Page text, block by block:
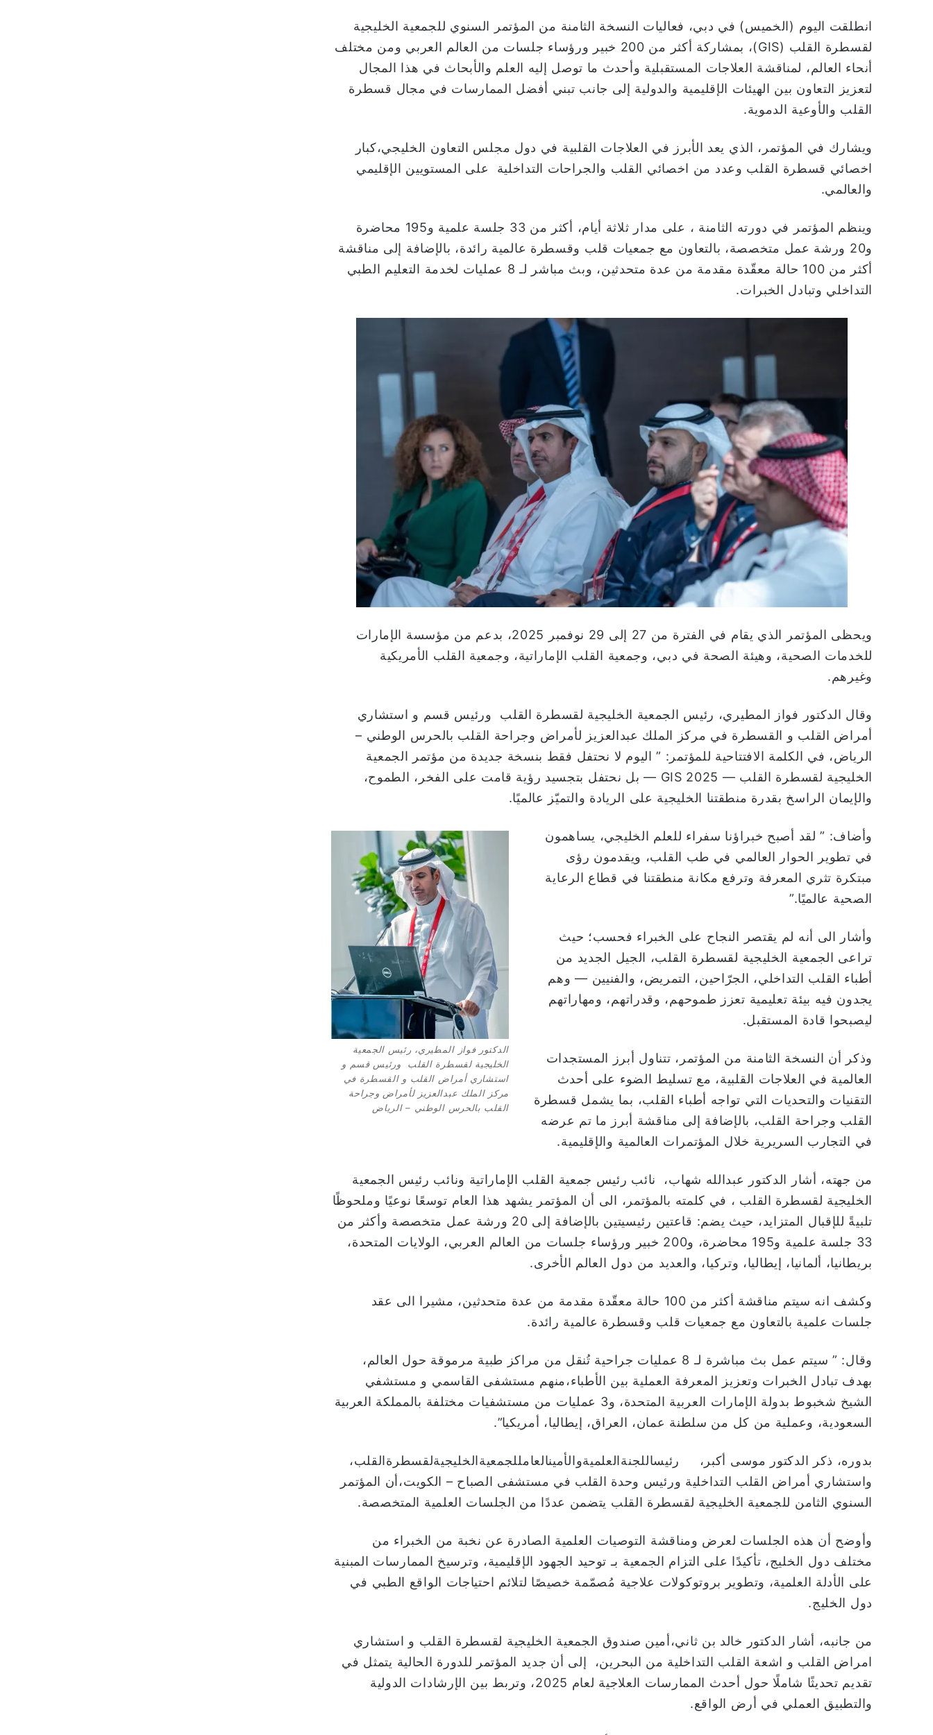
انطلقت اليوم (الخميس) في دبي، فعاليات النسخة الثامنة من المؤتمر السنوي للجمعية الخليجية
لقسطرة القلب (GIS)، بمشاركة أكثر من 200 خبير ورؤساء جلسات من العالم العربي ومن مختلف
أنحاء العالم، لمناقشة العلاجات المستقبلية وأحدث ما توصل إليه العلم والأبحاث في هذا المجال
لتعزيز التعاون بين الهيئات الإقليمية والدولية إلى جانب تبني أفضل الممارسات في مجال قسطرة
القلب والأوعية الدموية.
ويشارك في المؤتمر، الذي يعد الأبرز في العلاجات القلبية في دول مجلس التعاون الخليجي،كبار
اخصائي قسطرة القلب وعدد من اخصائي القلب والجراحات التداخلية على المستويين الإقليمي
والعالمي.
وينظم المؤتمر في دورته الثامنة ، على مدار ثلاثة أيام، أكثر من 33 جلسة علمية و195 محاضرة
و20 ورشة عمل متخصصة، بالتعاون مع جمعيات قلب وقسطرة عالمية رائدة، بالإضافة إلى مناقشة
أكثر من 100 حالة معقّدة مقدمة من عدة متحدثين، وبث مباشر لـ 8 عمليات لخدمة التعليم الطبي
التداخلي وتبادل الخبرات.
ويحظى المؤتمر الذي يقام في الفترة من 27 إلى 29 نوفمبر 2025، بدعم من مؤسسة الإمارات
للخدمات الصحية، وهيئة الصحة في دبي، وجمعية القلب الإماراتية، وجمعية القلب الأمريكية
وغيرهم.
وقال الدكتور فواز المطيري، رئيس الجمعية الخليجية لقسطرة القلب ورئيس قسم و استشاري
أمراض القلب و القسطرة في مركز الملك عبدالعزيز لأمراض وجراحة القلب بالحرس الوطني –
الرياض، في الكلمة الافتتاحية للمؤتمر: ” اليوم لا نحتفل فقط بنسخة جديدة من مؤتمر الجمعية
الخليجية لقسطرة القلب — GIS 2025 — بل نحتفل بتجسيد رؤية قامت على الفخر، الطموح،
والإيمان الراسخ بقدرة منطقتنا الخليجية على الريادة والتميّز عالميًا.
الدكتور فواز المطيري، رئيس الجمعية
الخليجية لقسطرة القلب ورئيس قسم و
استشاري أمراض القلب و القسطرة في
مركز الملك عبدالعزيز لأمراض وجراحة
القلب بالحرس الوطني – الرياض
وأضاف: ” لقد أصبح خبراؤنا سفراء للعلم الخليجي، يساهمون
في تطوير الحوار العالمي في طب القلب، ويقدمون رؤى
مبتكرة تثري المعرفة وترفع مكانة منطقتنا في قطاع الرعاية
الصحية عالميًا.”
وأشار الى أنه لم يقتصر النجاح على الخبراء فحسب؛ حيث
تراعى الجمعية الخليجية لقسطرة القلب، الجيل الجديد من
أطباء القلب التداخلي، الجرّاحين، التمريض، والفنيين — وهم
يجدون فيه بيئة تعليمية تعزز طموحهم، وقدراتهم، ومهاراتهم
ليصبحوا قادة المستقبل.
وذكر أن النسخة الثامنة من المؤتمر، تتناول أبرز المستجدات
العالمية في العلاجات القلبية، مع تسليط الضوء على أحدث
التقنيات والتحديات التي تواجه أطباء القلب، بما يشمل قسطرة
القلب وجراحة القلب، بالإضافة إلى مناقشة أبرز ما تم عرضه
في التجارب السريرية خلال المؤتمرات العالمية والإقليمية.
من جهته، أشار الدكتور عبدالله شهاب، نائب رئيس جمعية القلب الإماراتية ونائب رئيس الجمعية
الخليجية لقسطرة القلب ، في كلمته بالمؤتمر، الى أن المؤتمر يشهد هذا العام توسعًا نوعيًا وملحوظًا
تلبيةً للإقبال المتزايد، حيث يضم: قاعتين رئيسيتين بالإضافة إلى 20 ورشة عمل متخصصة وأكثر من
33 جلسة علمية و195 محاضرة، و200 خبير ورؤساء جلسات من العالم العربي، الولايات المتحدة،
بريطانيا، ألمانيا، إيطاليا، وتركيا، والعديد من دول العالم الأخرى.
وكشف انه سيتم مناقشة أكثر من 100 حالة معقّدة مقدمة من عدة متحدثين، مشيرا الى عقد
جلسات علمية بالتعاون مع جمعيات قلب وقسطرة عالمية رائدة.
وقال: ” سيتم عمل بث مباشرة لـ 8 عمليات جراحية تُنقل من مراكز طبية مرموقة حول العالم،
بهدف تبادل الخبرات وتعزيز المعرفة العملية بين الأطباء،منهم مستشفى القاسمي و مستشفي
الشيخ شخبوط بدولة الإمارات العربية المتحدة، و3 عمليات من مستشفيات مختلفة بالمملكة العربية
السعودية، وعملية من كل من سلطنة عمان، العراق، إيطاليا، أمريكيا”.
بدوره، ذكر الدكتور موسى أكبر، رئيساللجنةالعلميةوالأمينالعامللجمعيةالخليجيةلقسطرةالقلب،
واستشاري أمراض القلب التداخلية ورئيس وحدة القلب في مستشفى الصباح – الكويت،أن المؤتمر
السنوي الثامن للجمعية الخليجية لقسطرة القلب يتضمن عددًا من الجلسات العلمية المتخصصة.
وأوضح أن هذه الجلسات لعرض ومناقشة التوصيات العلمية الصادرة عن نخبة من الخبراء من
مختلف دول الخليج، تأكيدًا على التزام الجمعية بـ توحيد الجهود الإقليمية، وترسيخ الممارسات المبنية
على الأدلة العلمية، وتطوير بروتوكولات علاجية مُصمّمة خصيصًا لتلائم احتياجات الواقع الطبي في
دول الخليج.
من جانبه، أشار الدكتور خالد بن ثاني،أمين صندوق الجمعية الخليجية لقسطرة القلب و استشاري
امراض القلب و اشعة القلب التداخلية من البحرين، إلى أن جديد المؤتمر للدورة الحالية يتمثل في
تقديم تحديثًا شاملًا حول أحدث الممارسات العلاجية لعام 2025، وتربط بين الإرشادات الدولية
والتطبيق العملي في أرض الواقع.